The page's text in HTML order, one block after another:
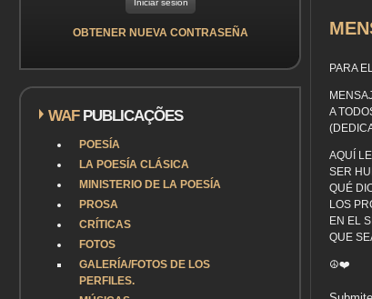
OBTENER NUEVA CONTRASEÑA
WAFPUBLICAÇÕES
POESÍA
LA POESÍA CLÁSICA
MINISTERIO DE LA POESÍA
PROSA
CRÍTICAS
FOTOS
GALERÍA/FOTOS DE LOS
PERFILES.
PARA
A
AQUÍ
SER
QUÉ
LOS
EN EL
QUE
☮️❤️